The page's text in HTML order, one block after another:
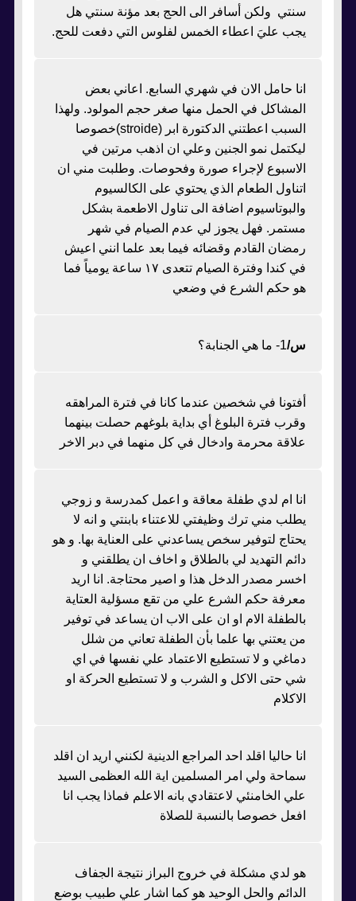
سنتي ولكن أسافر الى الحج بعد مؤنة سنتي هل
يجب عليَ اعطاء الخمس لفلوس التي دفعت للحج.
انا حامل الان في شهري السابع. اعاني بعض
المشاكل في الحمل منها صغر حجم المولود. ولهذا
السبب اعطتني الدكتورة ابر (stroide)خصوصا
ليكتمل نمو الجنين وعلي ان اذهب مرتين في
الاسبوع لإجراء صورة وفحوصات. وطلبت مني ان
اتناول الطعام الذي يحتوي على الكالسيوم
والبوتاسيوم اضافة الى تناول الاطعمة بشكل
مستمر. فهل يجوز لي عدم الصيام في شهر
رمضان القادم وقضائه فيما بعد علما انني اعيش
في كندا وفترة الصيام تتعدى ١٧ ساعة يومياً فما
هو حكم الشرع في وضعي
س/1- ما هي الجنابة؟
أفتونا في شخصين عندما كانا في فترة المراهقه
وقرب فترة البلوغ أي بداية بلوغهم حصلت بينهما
علاقة محرمة وادخال في كل منهما في دبر الاخر
انا ام لدي طفلة معاقة و اعمل كمدرسة و زوجي
يطلب مني ترك وظيفتي للاعتناء بابنتي و انه لا
يحتاج لتوفير سخص يساعدني على العناية بها. و هو
دائم التهديد لي بالطلاق و اخاف ان يطلقني و
اخسر مصدر الدخل هذا و اصير محتاجة. انا اريد
معرفة حكم الشرع علي من تقع مسؤلية العتاية
بالطفلة الام او ان على الاب ان يساعد في توفير
من يعتني بها علما بأن الطفلة تعاني من شلل
دماغي و لا تستطيع الاعتماد علي نفسها في اي
شي حتى الاكل و الشرب و لا تستطيع الحركة او
الاكلام
انا حاليا اقلد احد المراجع الدينية لكنني اريد ان اقلد
سماحة ولي امر المسلمين اية الله العظمى السيد
علي الخامنئي لاعتقادي بانه الاعلم فماذا يجب انا
افعل خصوصا بالنسبة للصلاة
هو لدي مشكلة في خروج البراز نتيجة الجفاف
الدائم والحل الوحيد هو كما اشار علي طبيب بوضع